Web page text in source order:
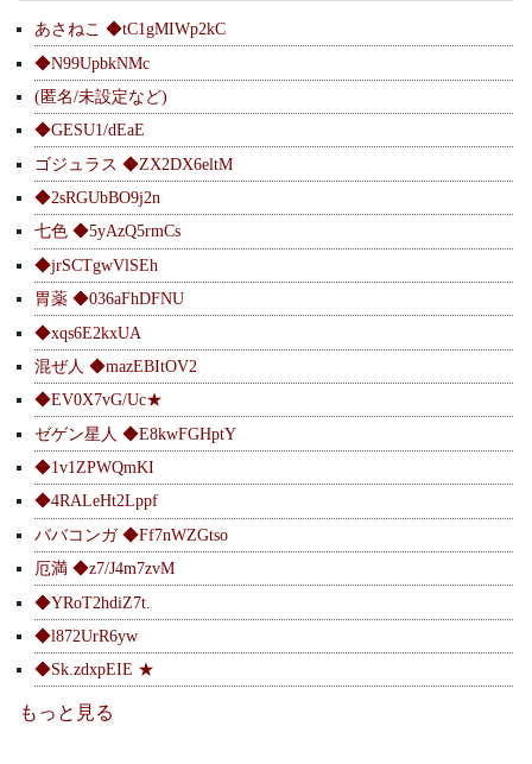
あさねこ ◆tC1gMIWp2kC
◆N99UpbkNMc
(匿名/未設定など)
◆GESU1/dEaE
ゴジュラス ◆ZX2DX6eltM
◆2sRGUbBO9j2n
七色 ◆5yAzQ5rmCs
◆jrSCTgwVlSEh
胃薬 ◆036aFhDFNU
◆xqs6E2kxUA
混ぜ人 ◆mazEBItOV2
◆EV0X7vG/Uc★
ゼゲン星人 ◆E8kwFGHptY
◆1v1ZPWQmKI
◆4RALeHt2Lppf
ババコンガ ◆Ff7nWZGtso
厄満 ◆z7/J4m7zvM
◆YRoT2hdiZ7t.
◆l872UrR6yw
◆Sk.zdxpEIE ★
もっと見る